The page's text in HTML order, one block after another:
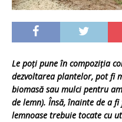
Le poți pune în compoziția
dezvoltarea plantelor, pot fi
biomasă sau mulci pentru
de lemn). Însă, înainte de a
lemnoase trebuie tocate cu